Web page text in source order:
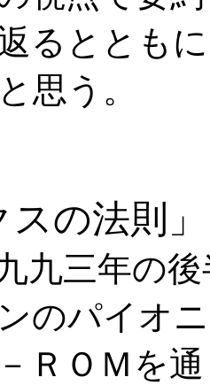
るととも
思う。
スの法則
九三年の後
のパイオ
ＲＯＭを